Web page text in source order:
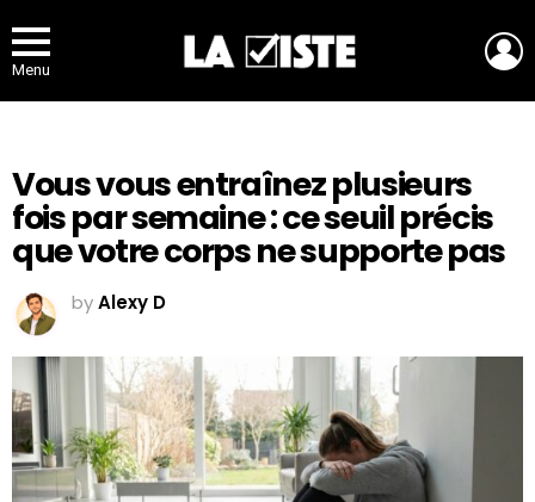
Menu
Vous vous entraînez plusieurs
fois par semaine : ce seuil précis
que votre corps ne supporte pas
byAlexy D